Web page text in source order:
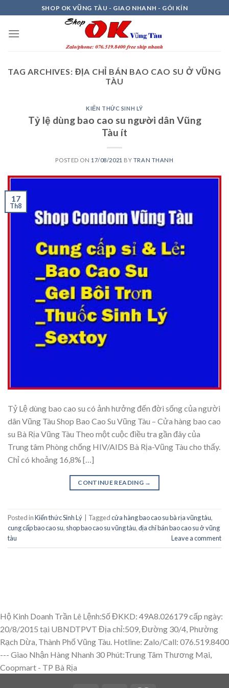
to
content
SHOP OK VŨNG TÀU - GIAO NHANH - GÓI KÍN
TAG ARCHIVES: ĐỊA CHỈ BÁN BAO CAO SU Ở VŨNG
TÀU
KIẾN THỨC SINH LÝ
Tỷ lệ dùng bao cao su người dân Vũng
Tàu ít
POSTED ON 17/08/2021 BY TRAN THANH
17
Th8
Tỷ Lệ dùng bao cao su có ảnh hưởng đến đời sống của người
dân Vũng Tàu Shop Bao Cao Su Vũng Tàu – Cửa hàng bao cao
su Bà Rịa Vũng Tàu Theo một cuộc điều tra gần đây của
Trung tâm Phòng chống HIV/AIDS Bà Rịa-Vũng Tàu cho thấy.
Chỉ có khoảng 16,8% […]
CONTINUE READING →
Posted inKiến thức Sinh Lý Taggedcửa hàng bao cao su bà rịa vũng tàu,
cung cấp bao cao su, shop bao cao su vũng tàu,địa chỉ bán bao cao su ở vũng
tàu
Leave a comment
Hộ Kinh Doanh Trần Lê Lệnh:Số ĐKKD: 49A8.026179 cấp ngày:
20/8/2015 tại UBNDTPVT Địa chỉ:509, Đường 30/4, Phường
Rạch Dừa, Thành Phố Vũng Tàu. Hotline: Zalo/Call: 076.519.8400
--- Giao Nhận Hàng Nhanh 30 Phút:Trung Tâm Thương Mại,
Coopmart - TP Bà Rịa